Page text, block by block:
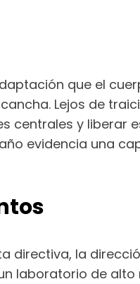
que el
Lejos de
centrales y liberar
evidencia una
directiva, la
laboratorio de